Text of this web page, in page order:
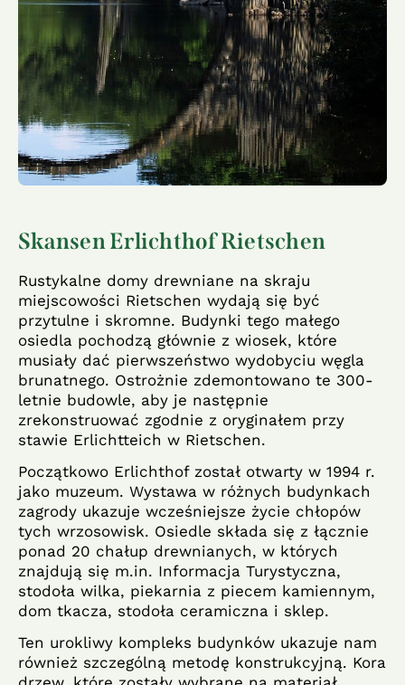
Skansen Erlichthof Rietschen
Rustykalne domy drewniane na skraju
miejscowości Rietschen wydają się być
przytulne i skromne. Budynki tego małego
osiedla pochodzą głównie z wiosek, które
musiały dać pierwszeństwo wydobyciu węgla
brunatnego. Ostrożnie zdemontowano te 300-
letnie budowle, aby je następnie
zrekonstruować zgodnie z oryginałem przy
stawie Erlichtteich w Rietschen.
Początkowo Erlichthof został otwarty w 1994 r.
jako muzeum. Wystawa w różnych budynkach
zagrody ukazuje wcześniejsze życie chłopów
tych wrzosowisk. Osiedle składa się z łącznie
ponad 20 chałup drewnianych, w których
znajdują się m.in. Informacja Turystyczna,
stodoła wilka, piekarnia z piecem kamiennym,
dom tkacza, stodoła ceramiczna i sklep.
Ten urokliwy kompleks budynków ukazuje nam
również szczególną metodę konstrukcyjną. Kora